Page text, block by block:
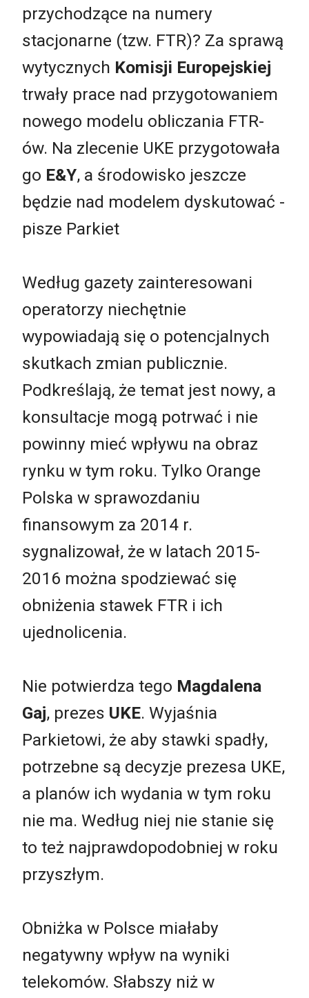
przychodzące na numery
stacjonarne (tzw. FTR)? Za sprawą
wytycznych Komisji Europejskiej
trwały prace nad przygotowaniem
nowego modelu obliczania FTR-
ów. Na zlecenie UKE przygotowała
go E&Y, a środowisko jeszcze
będzie nad modelem dyskutować -
pisze Parkiet
Według gazety zainteresowani
operatorzy niechętnie
wypowiadają się o potencjalnych
skutkach zmian publicznie.
Podkreślają, że temat jest nowy, a
konsultacje mogą potrwać i nie
powinny mieć wpływu na obraz
rynku w tym roku. Tylko Orange
Polska w sprawozdaniu
finansowym za 2014 r.
sygnalizował, że w latach 2015-
2016 można spodziewać się
obniżenia stawek FTR i ich
ujednolicenia.
Nie potwierdza tego Magdalena
Gaj, prezes UKE. Wyjaśnia
Parkietowi, że aby stawki spadły,
potrzebne są decyzje prezesa UKE,
a planów ich wydania w tym roku
nie ma. Według niej nie stanie się
to też najprawdopodobniej w roku
przyszłym.
Obniżka w Polsce miałaby
negatywny wpływ na wyniki
telekomów. Słabszy niż w